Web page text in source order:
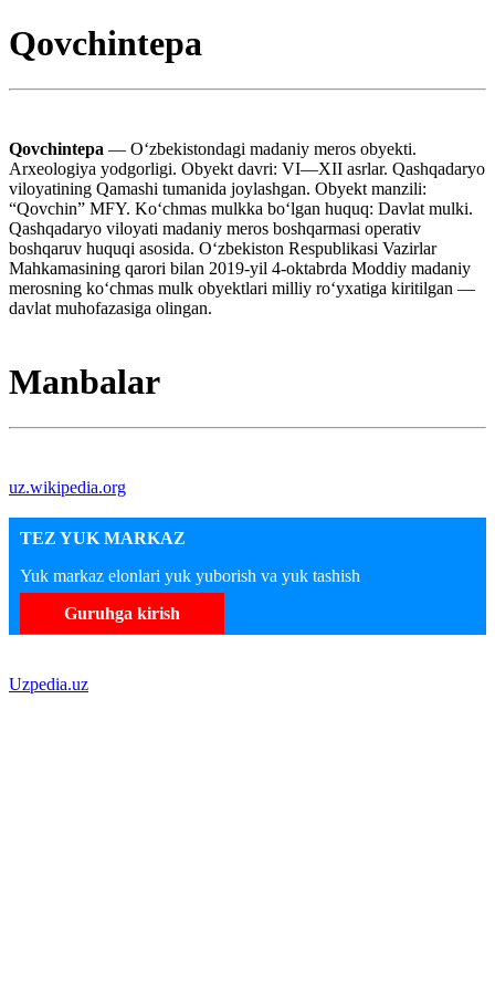
Qovchintepa
Qovchintepa — Oʻzbekistondagi madaniy meros obyekti.
Arxeologiya yodgorligi. Obyekt davri: VI—XII asrlar. Qashqadaryo
viloyatining Qamashi tumanida joylashgan. Obyekt manzili:
“Qovchin” MFY. Koʻchmas mulkka boʻlgan huquq: Davlat mulki.
Qashqadaryo viloyati madaniy meros boshqarmasi operativ
boshqaruv huquqi asosida. Oʻzbekiston Respublikasi Vazirlar
Mahkamasining qarori bilan 2019-yil 4-oktabrda Moddiy madaniy
merosning koʻchmas mulk obyektlari milliy roʻyxatiga kiritilgan —
davlat muhofazasiga olingan.
Manbalar
uz.wikipedia.org
TEZ YUK MARKAZ
Yuk markaz elonlari yuk yuborish va yuk tashish
Guruhga kirish
Uzpedia.uz